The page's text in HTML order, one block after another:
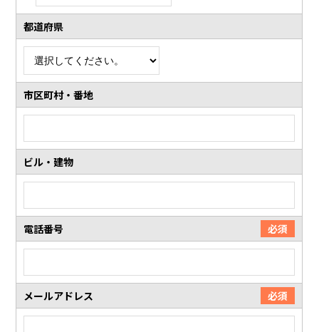
都道府県
市区町村・番地
ビル・建物
電話番号 必須
メールアドレス 必須